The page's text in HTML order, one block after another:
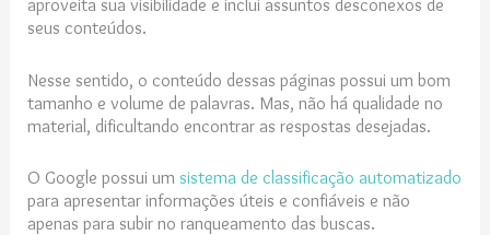
aproveita sua visibilidade e inclui assuntos desconexos de
seus conteúdos.
Nesse sentido, o conteúdo dessas páginas possui um bom
tamanho e volume de palavras. Mas, não há qualidade no
material, dificultando encontrar as respostas desejadas.
O Google possui um sistema de classificação automatizado
para apresentar informações úteis e confiáveis e não
apenas para subir no ranqueamento das buscas.